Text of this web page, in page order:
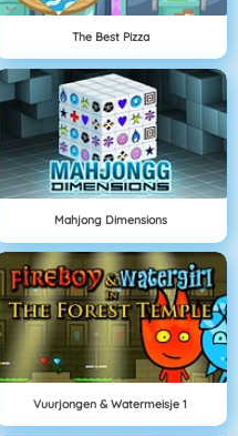
The Best Pizza
Mahjong Dimensions
Vuurjongen & Watermeisje 1